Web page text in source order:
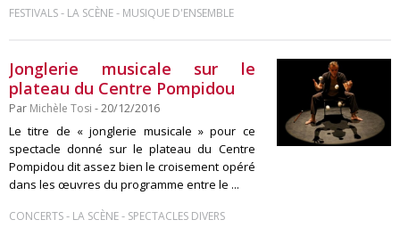
FESTIVALS- LA SCÈNE- MUSIQUE D'ENSEMBLE
Jonglerie musicale sur le
plateau du Centre Pompidou
Par Michèle Tosi - 20/12/2016
Le titre de « jonglerie musicale » pour ce
spectacle donné sur le plateau du Centre
Pompidou dit assez bien le croisement opéré
dans les œuvres du programme entre le ...
CONCERTS- LA SCÈNE- SPECTACLES DIVERS